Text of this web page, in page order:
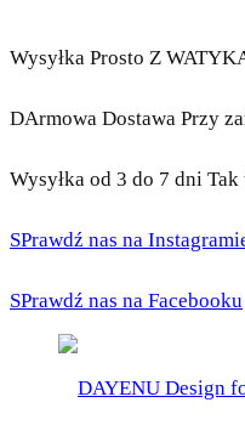
Wysyłka Prosto Z
DArmowa Dostawa Przy
Wysyłka od 3 do 7 dni
SPrawdź nas na
SPrawdź nas na Facebooku